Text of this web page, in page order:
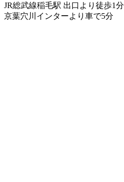
JR総武線稲毛駅 出口より徒歩1分
京葉穴川インターより車で5分